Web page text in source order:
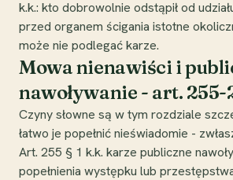
k.k.: kto dobrowolnie odstąpił od
przed organem ścigania istotne
może nie podlegać karze.
Mowa nienawiści i
nawoływanie - art. 255-
Czyny słowne są w tym rozdziale
łatwo je popełnić nieświadomie -
Art. 255 § 1 k.k. karze publiczne
popełnienia występku lub